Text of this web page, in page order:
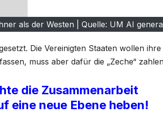
als der Westen | Quelle: UM AI
Die Vereinigten Staaten wollen ihre
muss aber dafür die „Zeche“
die Zusammenarbeit
eine neue Ebene heben!